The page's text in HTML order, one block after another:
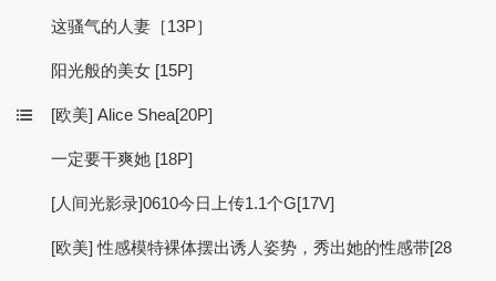
这骚气的人妻［13P］
阳光般的美女 [15P]
[欧美] Alice Shea[20P]
一定要干爽她 [18P]
[人间光影录]0610今日上传1.1个G[17V]
[欧美] 性感模特裸体摆出诱人姿势，秀出她的性感带[28